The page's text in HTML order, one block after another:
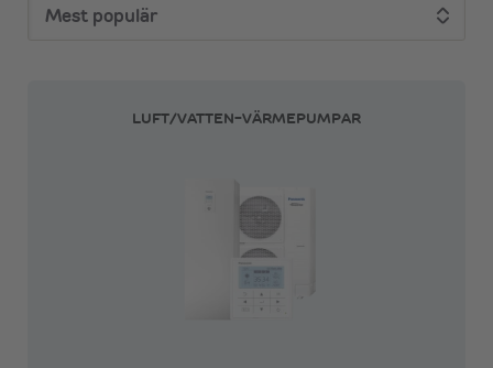
Mest populär
LUFT/VATTEN-VÄRMEPUMPAR